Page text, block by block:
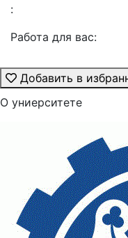
:
Работа для вас:
Добавить в
О униерситете